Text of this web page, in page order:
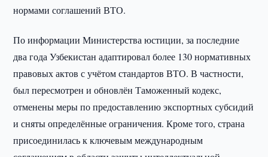
нормами соглашений ВТО.
По информации Министерства юстиции, за последние
два года Узбекистан адаптировал более 130 нормативных
правовых актов с учётом стандартов ВТО. В частности,
был пересмотрен и обновлён Таможенный кодекс,
отменены меры по предоставлению экспортных субсидий
и сняты определённые ограничения. Кроме того, страна
присоединилась к ключевым международным